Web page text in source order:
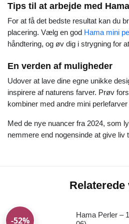
Tips til at arbejde med
For at få det bedste resultat kan du
placering. Vælg en god Hama mini
håndtering, og øv dig i strygning for
En verden af muligheder
Udover at lave dine egne unikke
inspirere af naturens farver. Prøv
kombiner med andre mini
Med de nye nuancer fra 2024, som
nemmere end nogensinde at give liv
Relaterede
-52%
Hama Perler –